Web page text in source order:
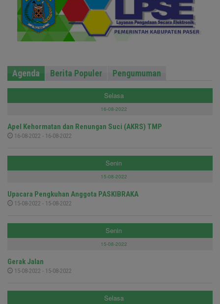
Agenda Berita Populer Pengumuman
Selasa
16-08-2022
Apel Kehormatan dan Renungan Suci (AKRS) TMP
16-08-2022 - 16-08-2022
Senin
15-08-2022
Upacara Pengkuhan Anggota PASKIBRAKA
15-08-2022 - 15-08-2022
Senin
15-08-2022
Gerak Jalan
15-08-2022 - 15-08-2022
Selasa